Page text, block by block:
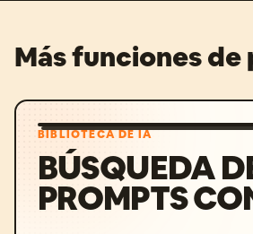
Más funciones
BIBLIOTECA DE IA
BÚSQUEDA
PROMPTS